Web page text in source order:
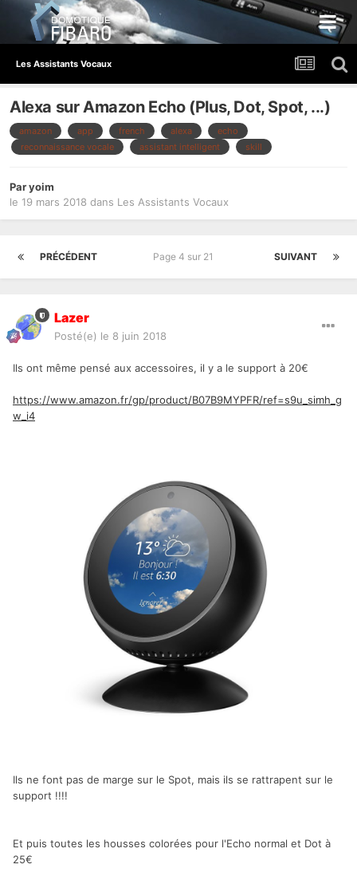
Les Assistants Vocaux
Alexa sur Amazon Echo (Plus, Dot, Spot, ...)
amazon app french alexa
echo
reconnaissance vocale
assistant intelligent skill
Paryoim
le 19 mars 2018 dans Les Assistants Vocaux
PRÉCÉDENT SUIVANT
Page 4 sur 21
Lazer
Posté(e) le 8 juin 2018
Ils ont même pensé aux accessoires, il y a le support à 20€
https://www.amazon.fr/gp/product/B07B9MYPFR/ref=s9u_simh_g
w_i4
Ils ne font pas de marge sur le Spot, mais ils se rattrapent sur le
support !!!!
Et puis toutes les housses colorées pour l'Echo normal et Dot à
25€